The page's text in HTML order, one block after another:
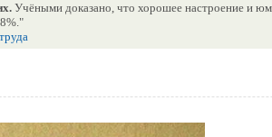
Учёными доказано, что хорошее настроение и